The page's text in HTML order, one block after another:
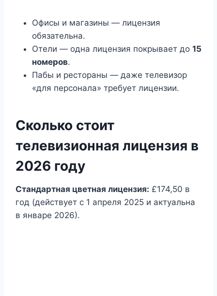
Офисы и магазины — лицензия
обязательна.
Отели — одна лицензия покрывает до 15
номеров.
Пабы и рестораны — даже телевизор
«для персонала» требует лицензии.
Сколько стоит
телевизионная лицензия в
2026 году
Стандартная цветная лицензия: £174,50 в
год (действует с 1 апреля 2025 и актуальна
в январе 2026).